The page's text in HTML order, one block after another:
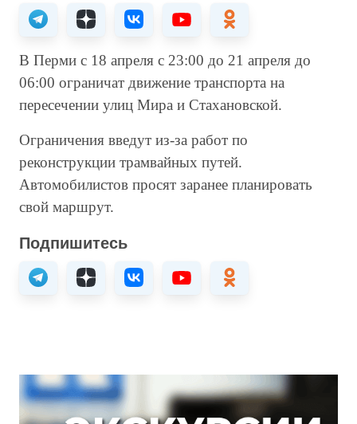
В Перми с 18 апреля с 23:00 до 21 апреля до
06:00 ограничат движение транспорта на
пересечении улиц Мира и Стахановской.
Ограничения введут из-за работ по
реконструкции трамвайных путей.
Автомобилистов просят заранее планировать
свой маршрут.
Подпишитесь